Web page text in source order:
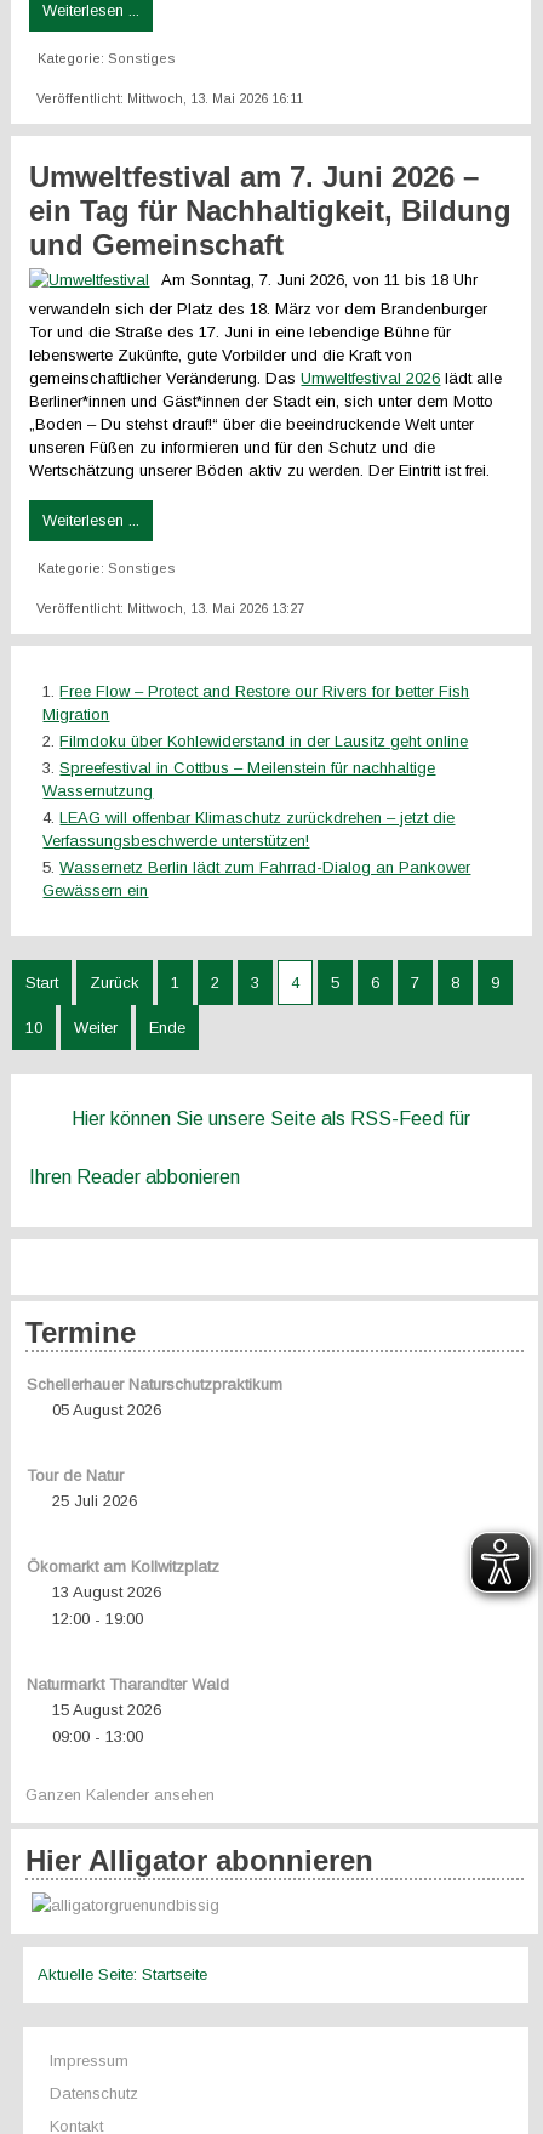
Weiterlesen ...
Kategorie:Sonstiges
Veröffentlicht: Mittwoch, 13. Mai 2026 16:11
Umweltfestival am 7. Juni 2026 –
ein Tag für Nachhaltigkeit, Bildung
und Gemeinschaft
Am Sonntag, 7. Juni 2026, von 11 bis 18 Uhr
verwandeln sich der Platz des 18. März vor dem Brandenburger
Tor und die Straße des 17. Juni in eine lebendige Bühne für
lebenswerte Zukünfte, gute Vorbilder und die Kraft von
gemeinschaftlicher Veränderung. DasUmweltfestival 2026 lädt alle
Berliner*innen und Gäst*innen der Stadt ein, sich unter dem Motto
„Boden – Du stehst drauf!“ über die beeindruckende Welt unter
unseren Füßen zu informieren und für den Schutz und die
Wertschätzung unserer Böden aktiv zu werden. Der Eintritt ist frei.
Weiterlesen ...
Kategorie:Sonstiges
Veröffentlicht: Mittwoch, 13. Mai 2026 13:27
Free Flow – Protect and Restore our Rivers for better Fish
Migration
Filmdoku über Kohlewiderstand in der Lausitz geht online
Spreefestival in Cottbus – Meilenstein für nachhaltige
Wassernutzung
LEAG will offenbar Klimaschutz zurückdrehen – jetzt die
Verfassungsbeschwerde unterstützen!
Wassernetz Berlin lädt zum Fahrrad-Dialog an Pankower
Gewässern ein
Start Zurück 1 2 3 4 5 6 7 8 9
10 Weiter Ende
Hier können Sie unsere Seite als RSS-Feed für
Ihren Reader abbonieren
Termine
Schellerhauer Naturschutzpraktikum
05 August 2026
Tour de Natur
25 Juli 2026
Ökomarkt am Kollwitzplatz
13 August 2026
12:00- 19:00
Naturmarkt Tharandter Wald
15 August 2026
09:00- 13:00
Ganzen Kalender ansehen
Hier Alligator abonnieren
Aktuelle Seite:Startseite
Impressum
Datenschutz
Kontakt